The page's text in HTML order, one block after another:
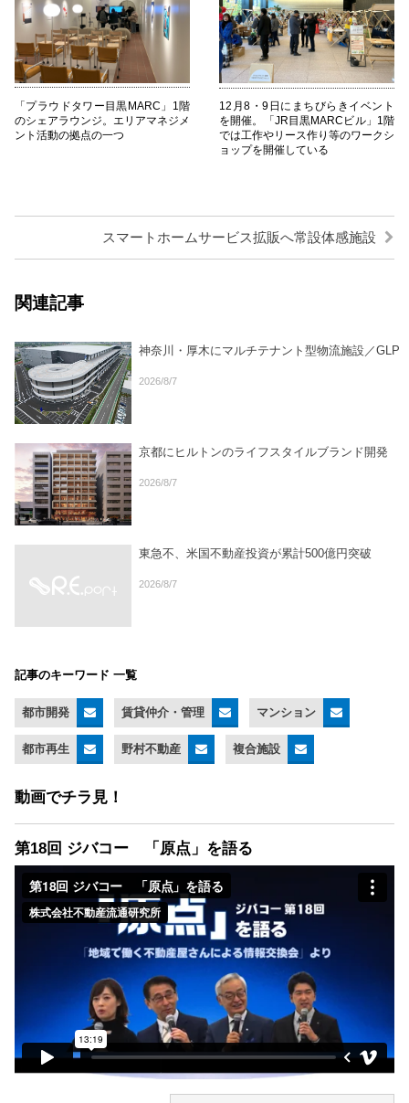
「プラウドタワー目黒MARC」1階
のシェアラウンジ。エリアマネジメ
ント活動の拠点の一つ
12月8・9日にまちびらきイベント
を開催。「JR目黒MARCビル」1階
では工作やリース作り等のワークシ
ョップを開催している
スマートホームサービス拡販へ常設体感施設
関連記事
神奈川・厚木にマルチテナント型物流施設／GLP
2026/8/7
京都にヒルトンのライフスタイルブランド開発
2026/8/7
東急不、米国不動産投資が累計500億円突破
2026/8/7
記事のキーワード 一覧
都市開発 賃貸仲介・管理 マンション
都市再生 野村不動産 複合施設
動画でチラ見！
第18回 ジバコー 「原点」を語る